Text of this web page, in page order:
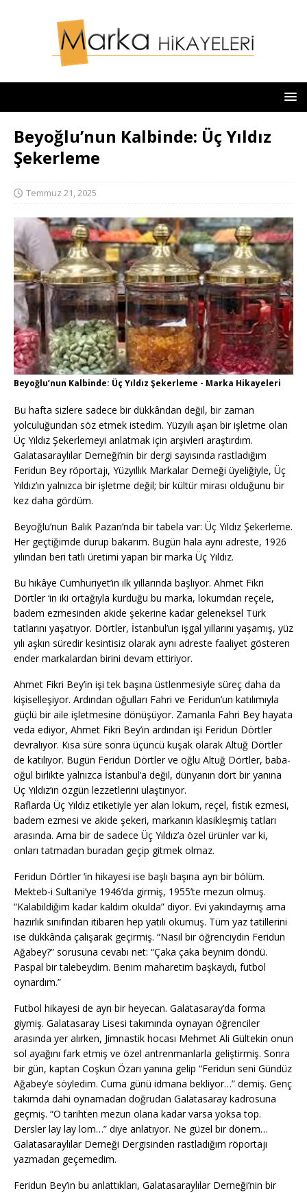
Beyoğlu’nun Kalbinde: Üç Yıldız
Şekerleme
Temmuz 21, 2025
Beyoğlu’nun Kalbinde: Üç Yıldız Şekerleme - Marka Hikayeleri
Bu hafta sizlere sadece bir dükkândan değil, bir zaman
yolculuğundan söz etmek istedim. Yüzyılı aşan bir işletme olan
Üç Yıldız Şekerlemeyi anlatmak için arşivleri araştırdım.
Galatasaraylılar Derneği’nin bir dergi sayısında rastladığım
Feridun Bey röportajı, Yüzyıllık Markalar Derneği üyeliğiyle, Üç
Yıldız’ın yalnızca bir işletme değil; bir kültür mirası olduğunu bir
kez daha gördüm.
Beyoğlu’nun Balık Pazarı’nda bir tabela var: Üç Yıldız Şekerleme.
Her geçtiğimde durup bakarım. Bugün hala aynı adreste, 1926
yılından beri tatlı üretimi yapan bir marka Üç Yıldız.
Bu hikâye Cumhuriyet’in ilk yıllarında başlıyor. Ahmet Fikri
Dörtler ‘in iki ortağıyla kurduğu bu marka, lokumdan reçele,
badem ezmesinden akide şekerine kadar geleneksel Türk
tatlarını yaşatıyor. Dörtler, İstanbul’un işgal yıllarını yaşamış, yüz
yılı aşkın süredir kesintisiz olarak aynı adreste faaliyet gösteren
ender markalardan birini devam ettiriyor.
Ahmet Fikri Bey’in işi tek başına üstlenmesiyle süreç daha da
kişiselleşiyor. Ardından oğulları Fahri ve Feridun’un katılımıyla
güçlü bir aile işletmesine dönüşüyor. Zamanla Fahri Bey hayata
veda ediyor, Ahmet Fikri Bey’in ardından işi Feridun Dörtler
devralıyor. Kısa süre sonra üçüncü kuşak olarak Altuğ Dörtler
de katılıyor. Bugün Feridun Dörtler ve oğlu Altuğ Dörtler, baba-
oğul birlikte yalnızca İstanbul’a değil, dünyanın dört bir yanına
Üç Yıldız’ın özgün lezzetlerini ulaştırıyor.
Raflarda Üç Yıldız etiketiyle yer alan lokum, reçel, fıstık ezmesi,
badem ezmesi ve akide şekeri, markanın klasikleşmiş tatları
arasında. Ama bir de sadece Üç Yıldız’a özel ürünler var ki,
onları tatmadan buradan geçip gitmek olmaz.
Feridun Dörtler ‘in hikayesi ise başlı başına ayrı bir bölüm.
Mekteb-i Sultani’ye 1946’da girmiş, 1955’te mezun olmuş.
“Kalabildiğim kadar kaldım okulda” diyor. Evi yakındaymış ama
hazırlık sınıfından itibaren hep yatılı okumuş. Tüm yaz tatillerini
ise dükkânda çalışarak geçirmiş. “Nasıl bir öğrenciydin Feridun
Ağabey?” sorusuna cevabı net: “Çaka çaka beynim döndü.
Paspal bir talebeydim. Benim maharetim başkaydı, futbol
oynardım.”
Futbol hikayesi de ayrı bir heyecan. Galatasaray’da forma
giymiş. Galatasaray Lisesi takımında oynayan öğrenciler
arasında yer alırken, Jimnastik hocası Mehmet Ali Gültekin onun
sol ayağını fark etmiş ve özel antrenmanlarla geliştirmiş. Sonra
bir gün, kaptan Coşkun Özarı yanına gelip “Feridun seni Gündüz
Ağabey’e söyledim. Cuma günü idmana bekliyor…” demiş. Genç
takımda dahi oynamadan doğrudan Galatasaray kadrosuna
geçmiş. “O tarihten mezun olana kadar varsa yoksa top.
Dersler lay lay lom…” diye anlatıyor. Ne güzel bir dönem…
Galatasaraylılar Derneği Dergisinden rastladığım röportajı
yazmadan geçemedim.
Feridun Bey’in bu anlattıkları, Galatasaraylılar Derneği’nin bir